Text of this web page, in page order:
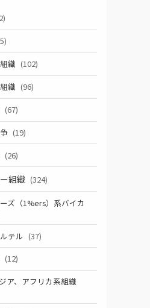
織 (102)
織 (96)
(67)
(19)
(26)
組織 (324)
ズ（1%ers）系バイカ
テル (37)
(12)
ア、アフリカ系組織